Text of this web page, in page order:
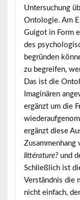
Untersuchung
Ontologie. Am
Guigot in Form
des
begründen
zu begreifen,
Das ist die
Imaginären
ergänzt um die
ergänzt diese
Zusammenhang
littérature?und
Schließlich ist
Verständnis die
nicht einfach,